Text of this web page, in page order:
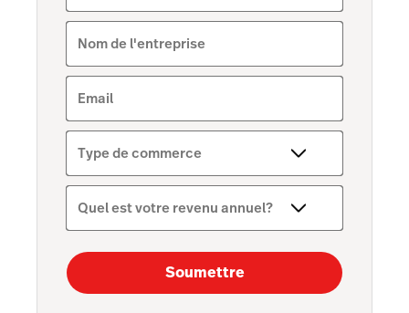
Nom de l'entreprise
Email
Type de commerce
Quel est votre revenu annuel?
Soumettre